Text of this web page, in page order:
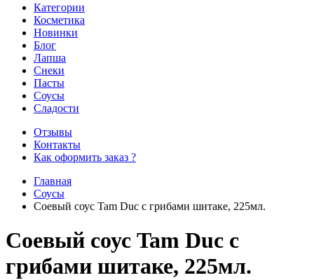
Категории
Косметика
Новинки
Блог
Лапша
Снеки
Пасты
Соусы
Сладости
Отзывы
Контакты
Как оформить заказ ?
Главная
Соусы
Соевый соус Tam Duc с грибами шитаке, 225мл.
Соевый соус Tam Duc с
грибами шитаке, 225мл.